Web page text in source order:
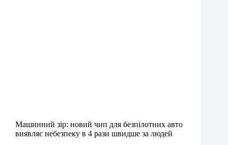
Машинний зір: новий чип для безпілотних авто
виявляє небезпеку в 4 рази швидше за людей